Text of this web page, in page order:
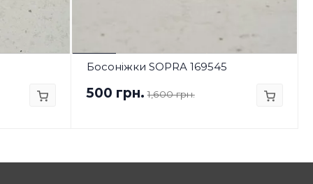
Босоніжки SOPRA 169545
500 грн. 1,600 грн.